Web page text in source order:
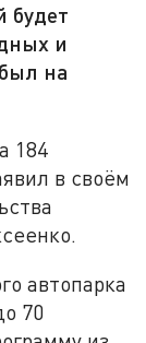
будет
и
на
184
в своём
автопарка
70